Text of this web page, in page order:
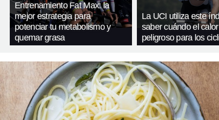
Entrenamiento Fat Max: la
mejor estrategia para
potenciar tu metabolismo y
quemar grasa
La UCI utiliza este
saber cuándo el
peligroso para los